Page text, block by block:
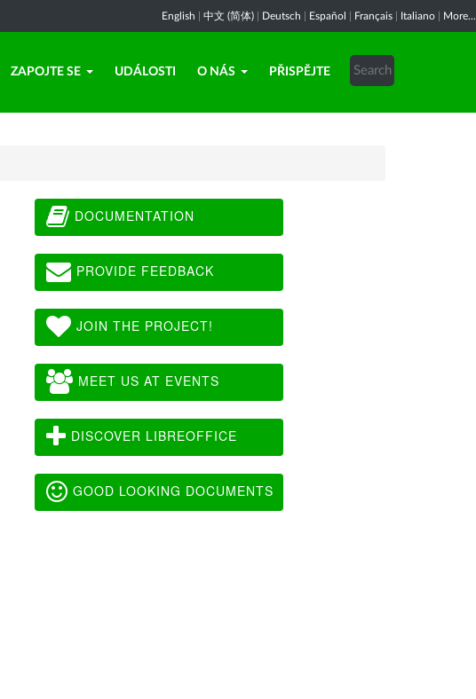
English 中文 (简体) Deutsch Español Français Italiano More...
ZAPOJTE SE UDÁLOSTI O NÁS PŘISPĚJTE
DOCUMENTATION
PROVIDE FEEDBACK
JOIN THE PROJECT!
MEET US AT EVENTS
DISCOVER LIBREOFFICE
GOOD LOOKING DOCUMENTS